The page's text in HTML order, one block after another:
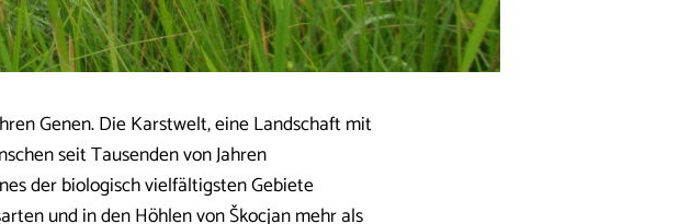
Genen. Die Karstwelt, eine Landschaft mit
seit Tausenden von Jahren
der biologisch vielfältigsten Gebiete
und in den Höhlen von Škocjan mehr als